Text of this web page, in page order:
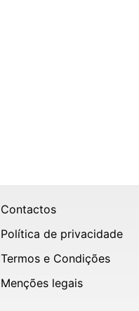
Contactos
Política de privacidade
Termos e Condições
Menções legais